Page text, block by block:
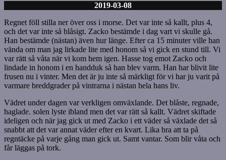
2019-03-08
Regnet föll stilla ner över oss i morse. Det var inte så kallt, plus 4,
och det var inte så blåsigt. Zacko bestämde i dag vart vi skulle gå.
Han bestämde (nästan) även hur länge. Efter ca 15 minuter ville han
vända om man jag lirkade lite med honom så vi gick en stund till. Vi
var rätt så våta när vi kom hem igen. Hasse tog emot Zacko och
lindade in honom i en handduk så han blev varm. Han har blivit lite
frusen nu i vinter. Men det är ju inte så märkligt för vi har ju varit på
varmare breddgrader på vintrarna i nästan hela hans liv.
Vädret under dagen var verkligen omväxlande. Det blåste, regnade,
haglade. solen lyste ibland men det var rätt så kallt. Vädret skiftade
ideligen och när jag gick ut med Zacko i ett väder så växlade det så
snabbt att det var annat väder efter en kvart. Lika bra att ta på
regntäcke på varje gång man gick ut. Samt vantar. Som blir våta och
får läggas på tork.